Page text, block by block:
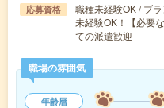
応募資格
職種未経験OK / ブ
未経験OK！【必要
ての派遣歓迎
職場の雰囲気
年齢層